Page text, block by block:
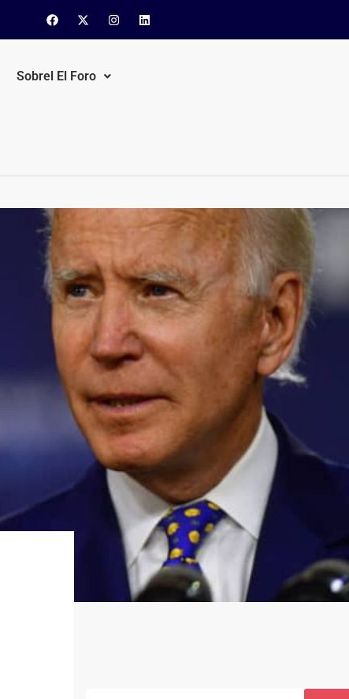
Sobrel El Foro